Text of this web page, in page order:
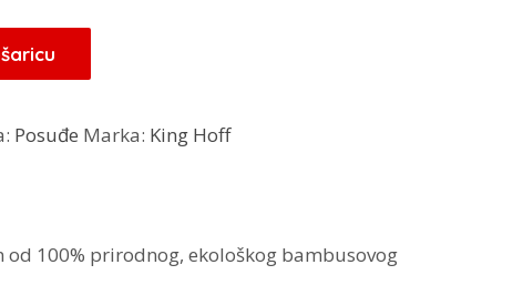
16,15 KM.
Posuđe Marka: King Hoff
od 100% prirodnog, ekološkog bambusovog